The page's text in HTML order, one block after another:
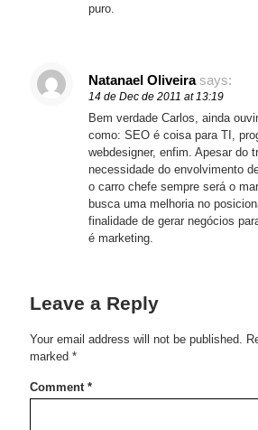
puro.
Natanael Oliveira says:
14 de Dec de 2011 at 13:19
Bem verdade Carlos, ainda
como: SEO é coisa para TI,
webdesigner, enfim. Apesar do
necessidade do envolvimento
o carro chefe sempre será o
busca uma melhoria no
finalidade de gerar negócios
é marketing.
Leave a Reply
Your email address will not be published.
marked *
Comment *